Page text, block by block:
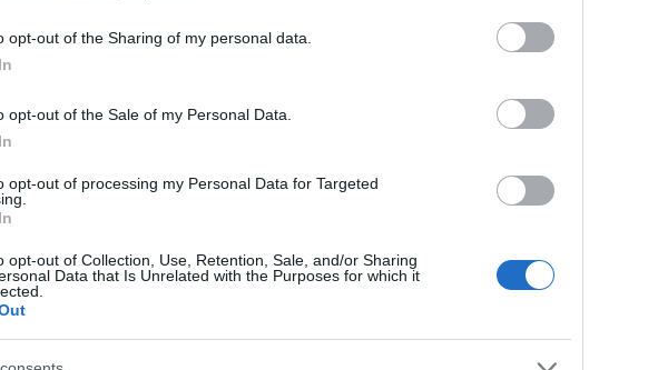
opt-out of the Sharing of my personal data.
opt-out of the Sale of my Personal Data.
opt-out of processing my Personal Data for Targeted
opt-out of Collection, Use, Retention, Sale, and/or Sharing
Data that Is Unrelated with the Purposes for which it
donna, no! Rischiamo infatti, da
dai fiumi di melassa, quella attorno
Harris
immigrata. Tutti elementi peraltro solo
donna, e pure gradevole ed elegante, tra
litania sul “tetto di cristallo” che si
politico di una donna. Con il consueto
la donna è di sinistra: ché se
nomi, andassero al potere altro che
ottimati rossi, richiamare in servizio i